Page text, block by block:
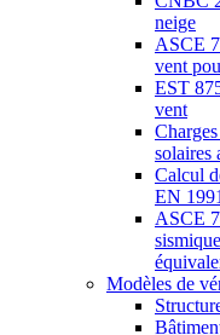
neige
ASCE
vent
EST
vent
solaires
Calcul
EN
ASCE
Modèles de